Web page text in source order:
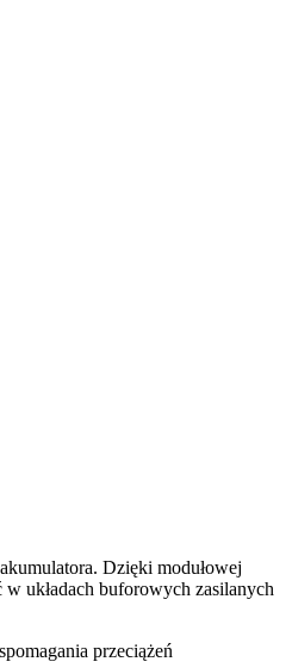
Dzięki modułowej
układach buforowych zasilanych
przeciążeń